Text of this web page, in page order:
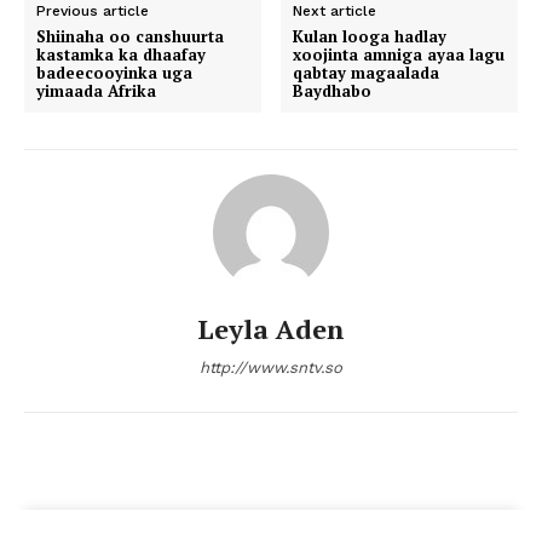
Previous article
Shiinaha oo canshuurta
kastamka ka dhaafay
badeecooyinka uga
yimaada Afrika
Next article
Kulan looga hadlay
xoojinta amniga ayaa lagu
qabtay magaalada
Baydhabo
Leyla Aden
http://www.sntv.so